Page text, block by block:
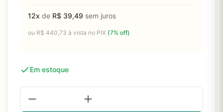
12x de R$ 39,49 sem juros
ou R$ 440,73 à vista no PIX (7% off)
Em estoque